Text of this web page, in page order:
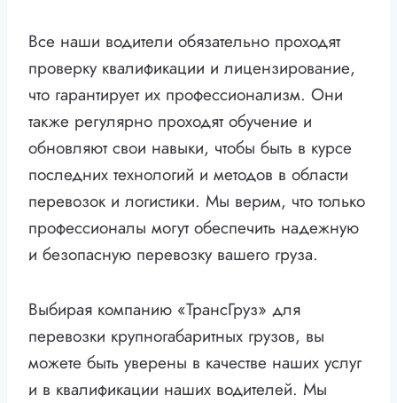
Все наши водители обязательно проходят
проверку квалификации и лицензирование,
что гарантирует их профессионализм. Они
также регулярно проходят обучение и
обновляют свои навыки, чтобы быть в курсе
последних технологий и методов в области
перевозок и логистики. Мы верим, что только
профессионалы могут обеспечить надежную
и безопасную перевозку вашего груза.
Выбирая компанию «ТрансГруз» для
перевозки крупногабаритных грузов, вы
можете быть уверены в качестве наших услуг
и в квалификации наших водителей. Мы